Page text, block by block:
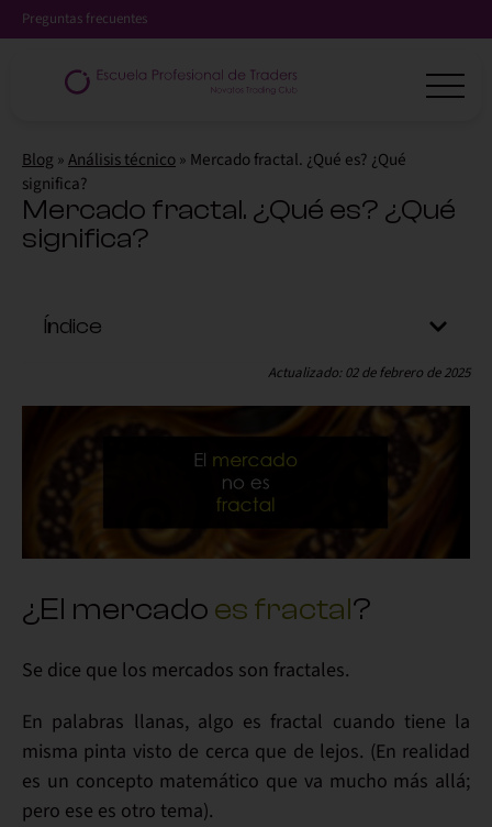
Preguntas frecuentes
Blog »Análisis técnico» Mercado fractal. ¿Qué es? ¿Qué
significa?
Mercado fractal. ¿Qué es? ¿Qué
significa?
Índice
Actualizado: 02 de febrero de 2025
¿El mercado es fractal?
Se dice que los mercados son fractales.
En palabras llanas, algo es fractal cuando tiene la
misma pinta visto de cerca que de lejos. (En realidad
es un concepto matemático que va mucho más allá;
pero ese es otro tema).